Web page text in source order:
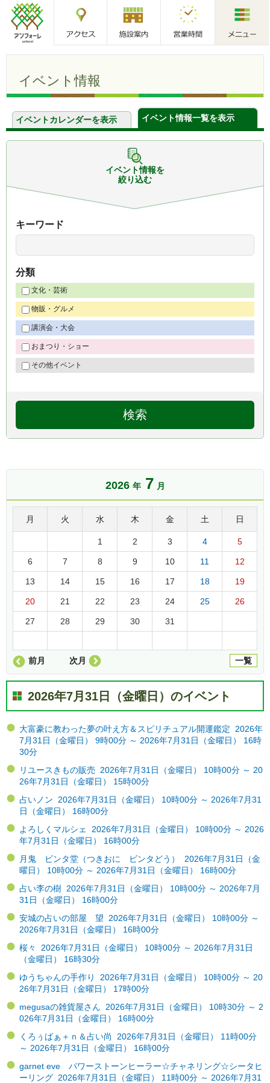
アンフォーレ 施設案内 営業時間
イベント情報
イベントカレンダーを表示 イベント情報一覧を表示
イベント情報を
絞り込む
キーワード
分類
文化・芸術
物販・グルメ
講演会・大会
おまつり・ショー
その他イベント
2026 年 7 月
月 火 水 木 金 土 日
1 2 3 4 5
6 7 8 9 10 11 12
13 14 15 16 17 18 19
20 21 22 23 24 25 26
27 28 29 30 31
前月 一覧
次月
2026年7月31日（金曜日）のイベント
大富豪に教わった夢の叶え方＆スピリチュアル開運鑑定 2026年
7月31日（金曜日） 9時00分 ～ 2026年7月31日（金曜日） 16時
30分
リユースきもの販売 2026年7月31日（金曜日） 10時00分 ～ 20
26年7月31日（金曜日） 15時00分
占いノン 2026年7月31日（金曜日） 10時00分 ～ 2026年7月31
日（金曜日） 16時00分
よろしくマルシェ 2026年7月31日（金曜日） 10時00分 ～ 2026
年7月31日（金曜日） 16時00分
月鬼 ビンタ堂（つきおに ビンタどう） 2026年7月31日（金
曜日） 10時00分 ～ 2026年7月31日（金曜日） 16時00分
占い李の樹 2026年7月31日（金曜日） 10時00分 ～ 2026年7月
31日（金曜日） 16時00分
安城の占いの部屋 望 2026年7月31日（金曜日） 10時00分 ～
2026年7月31日（金曜日） 16時00分
桜々 2026年7月31日（金曜日） 10時00分 ～ 2026年7月31日
（金曜日） 16時30分
ゆうちゃんの手作り 2026年7月31日（金曜日） 10時00分 ～ 20
26年7月31日（金曜日） 17時00分
megusaの雑貨屋さん 2026年7月31日（金曜日） 10時30分 ～ 2
026年7月31日（金曜日） 16時00分
くろぅばぁ＋ｎ＆占い尚 2026年7月31日（金曜日） 11時00分
～ 2026年7月31日（金曜日） 16時00分
garnet eve パワーストーンヒーラー☆チャネリング☆シータヒ
ーリング 2026年7月31日（金曜日） 11時00分 ～ 2026年7月31